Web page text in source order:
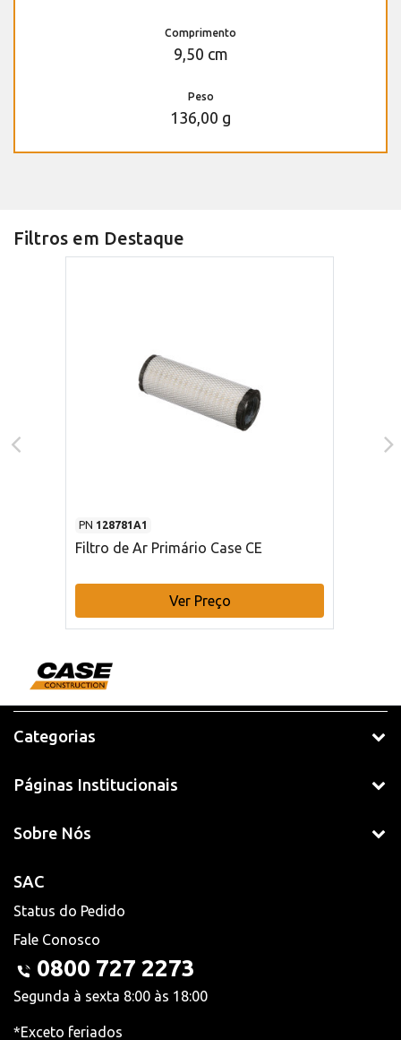
Comprimento
9,50 cm
Peso
136,00 g
Filtros em Destaque
PN 128781A1
Filtro de Ar Primário Case CE
Ver Preço
Categorias
Páginas Institucionais
Sobre Nós
SAC
Status do Pedido
Fale Conosco
0800 727 2273
Segunda à sexta 8:00 às 18:00
*Exceto feriados